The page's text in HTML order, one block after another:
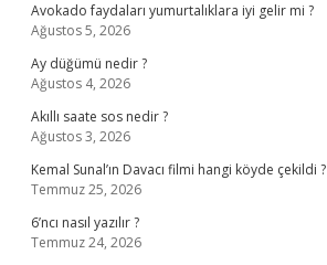
Avokado faydaları yumurtalıklara iyi gelir mi ?
Ağustos 5, 2026
Ay düğümü nedir ?
Ağustos 4, 2026
Akıllı saate sos nedir ?
Ağustos 3, 2026
Kemal Sunal’ın Davacı filmi hangi köyde çekildi ?
Temmuz 25, 2026
6’ncı nasıl yazılır ?
Temmuz 24, 2026